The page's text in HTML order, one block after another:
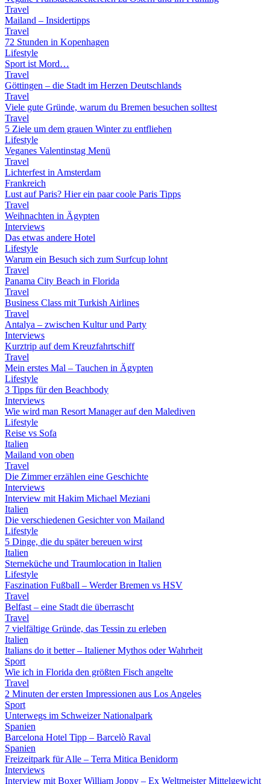
Travel
Mailand – Insidertipps
Travel
72 Stunden in Kopenhagen
Lifestyle
Sport ist Mord…
Travel
Göttingen – die Stadt im Herzen Deutschlands
Travel
Viele gute Gründe, warum du Bremen besuchen solltest
Travel
5 Ziele um dem grauen Winter zu entfliehen
Lifestyle
Veganes Valentinstag Menü
Travel
Lichterfest in Amsterdam
Frankreich
Lust auf Paris? Hier ein paar coole Paris Tipps
Travel
Weihnachten in Ägypten
Interviews
Das etwas andere Hotel
Lifestyle
Warum ein Besuch sich zum Surfcup lohnt
Travel
Panama City Beach in Florida
Travel
Business Class mit Turkish Airlines
Travel
Antalya – zwischen Kultur und Party
Interviews
Kurztrip auf dem Kreuzfahrtschiff
Travel
Mein erstes Mal – Tauchen in Ägypten
Lifestyle
3 Tipps für den Beachbody
Interviews
Wie wird man Resort Manager auf den Malediven
Lifestyle
Reise vs Sofa
Italien
Mailand von oben
Travel
Die Zimmer erzählen eine Geschichte
Interviews
Interview mit Hakim Michael Meziani
Italien
Die verschiedenen Gesichter von Mailand
Lifestyle
5 Dinge, die du später bereuen wirst
Italien
Sterneküche und Traumlocation in Italien
Lifestyle
Faszination Fußball – Werder Bremen vs HSV
Travel
Belfast – eine Stadt die überrascht
Travel
7 vielfältige Gründe, das Tessin zu erleben
Italien
Italians do it better – Italiener Mythos oder Wahrheit
Sport
Wie ich in Florida den größten Fisch angelte
Travel
2 Minuten der ersten Impressionen aus Los Angeles
Sport
Unterwegs im Schweizer Nationalpark
Spanien
Barcelona Hotel Tipp – Barcelò Raval
Spanien
Freizeitpark für Alle – Terra Mitica Benidorm
Interviews
Interview mit Boxer William Joppy – Ex Weltmeister Mittelgewicht